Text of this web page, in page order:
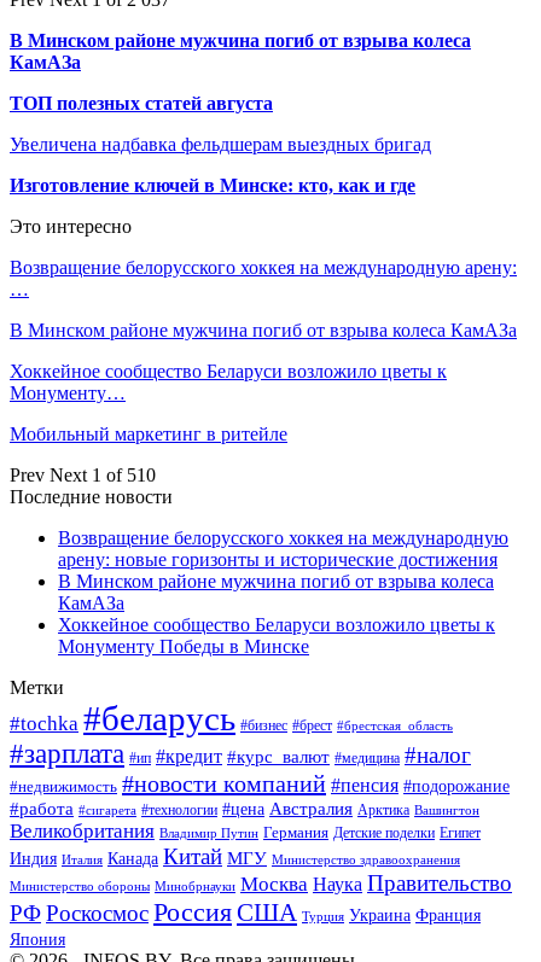
В Минском районе мужчина погиб от взрыва колеса
КамАЗа
ТОП полезных статей августа
Увеличена надбавка фельдшерам выездных бригад
Изготовление ключей в Минске: кто, как и где
Это интересно
Возвращение белорусского хоккея на международную арену:
…
В Минском районе мужчина погиб от взрыва колеса КамАЗа
Хоккейное сообщество Беларуси возложило цветы к
Монументу…
Мобильный маркетинг в ритейле
Prev Next 1 of 510
Последние новости
Возвращение белорусского хоккея на международную
арену: новые горизонты и исторические достижения
В Минском районе мужчина погиб от взрыва колеса
КамАЗа
Хоккейное сообщество Беларуси возложило цветы к
Монументу Победы в Минске
Метки
#tochka #беларусь #бизнес #брест #брестская_область
#зарплата #ип #кредит #курс_валют #медицина #налог
#недвижимость #новости компаний #пенсия #подорожание
#работа #сигарета #технологии #цена Австралия Арктика Вашингтон
Великобритания Владимир Путин Германия Детские поделки Египет
Индия Италия Канада Китай МГУ Министерство здравоохранения
Министерство обороны Минобрнауки Москва Наука Правительство
РФРоскосмосРоссияСША Турция Украина Франция
Япония